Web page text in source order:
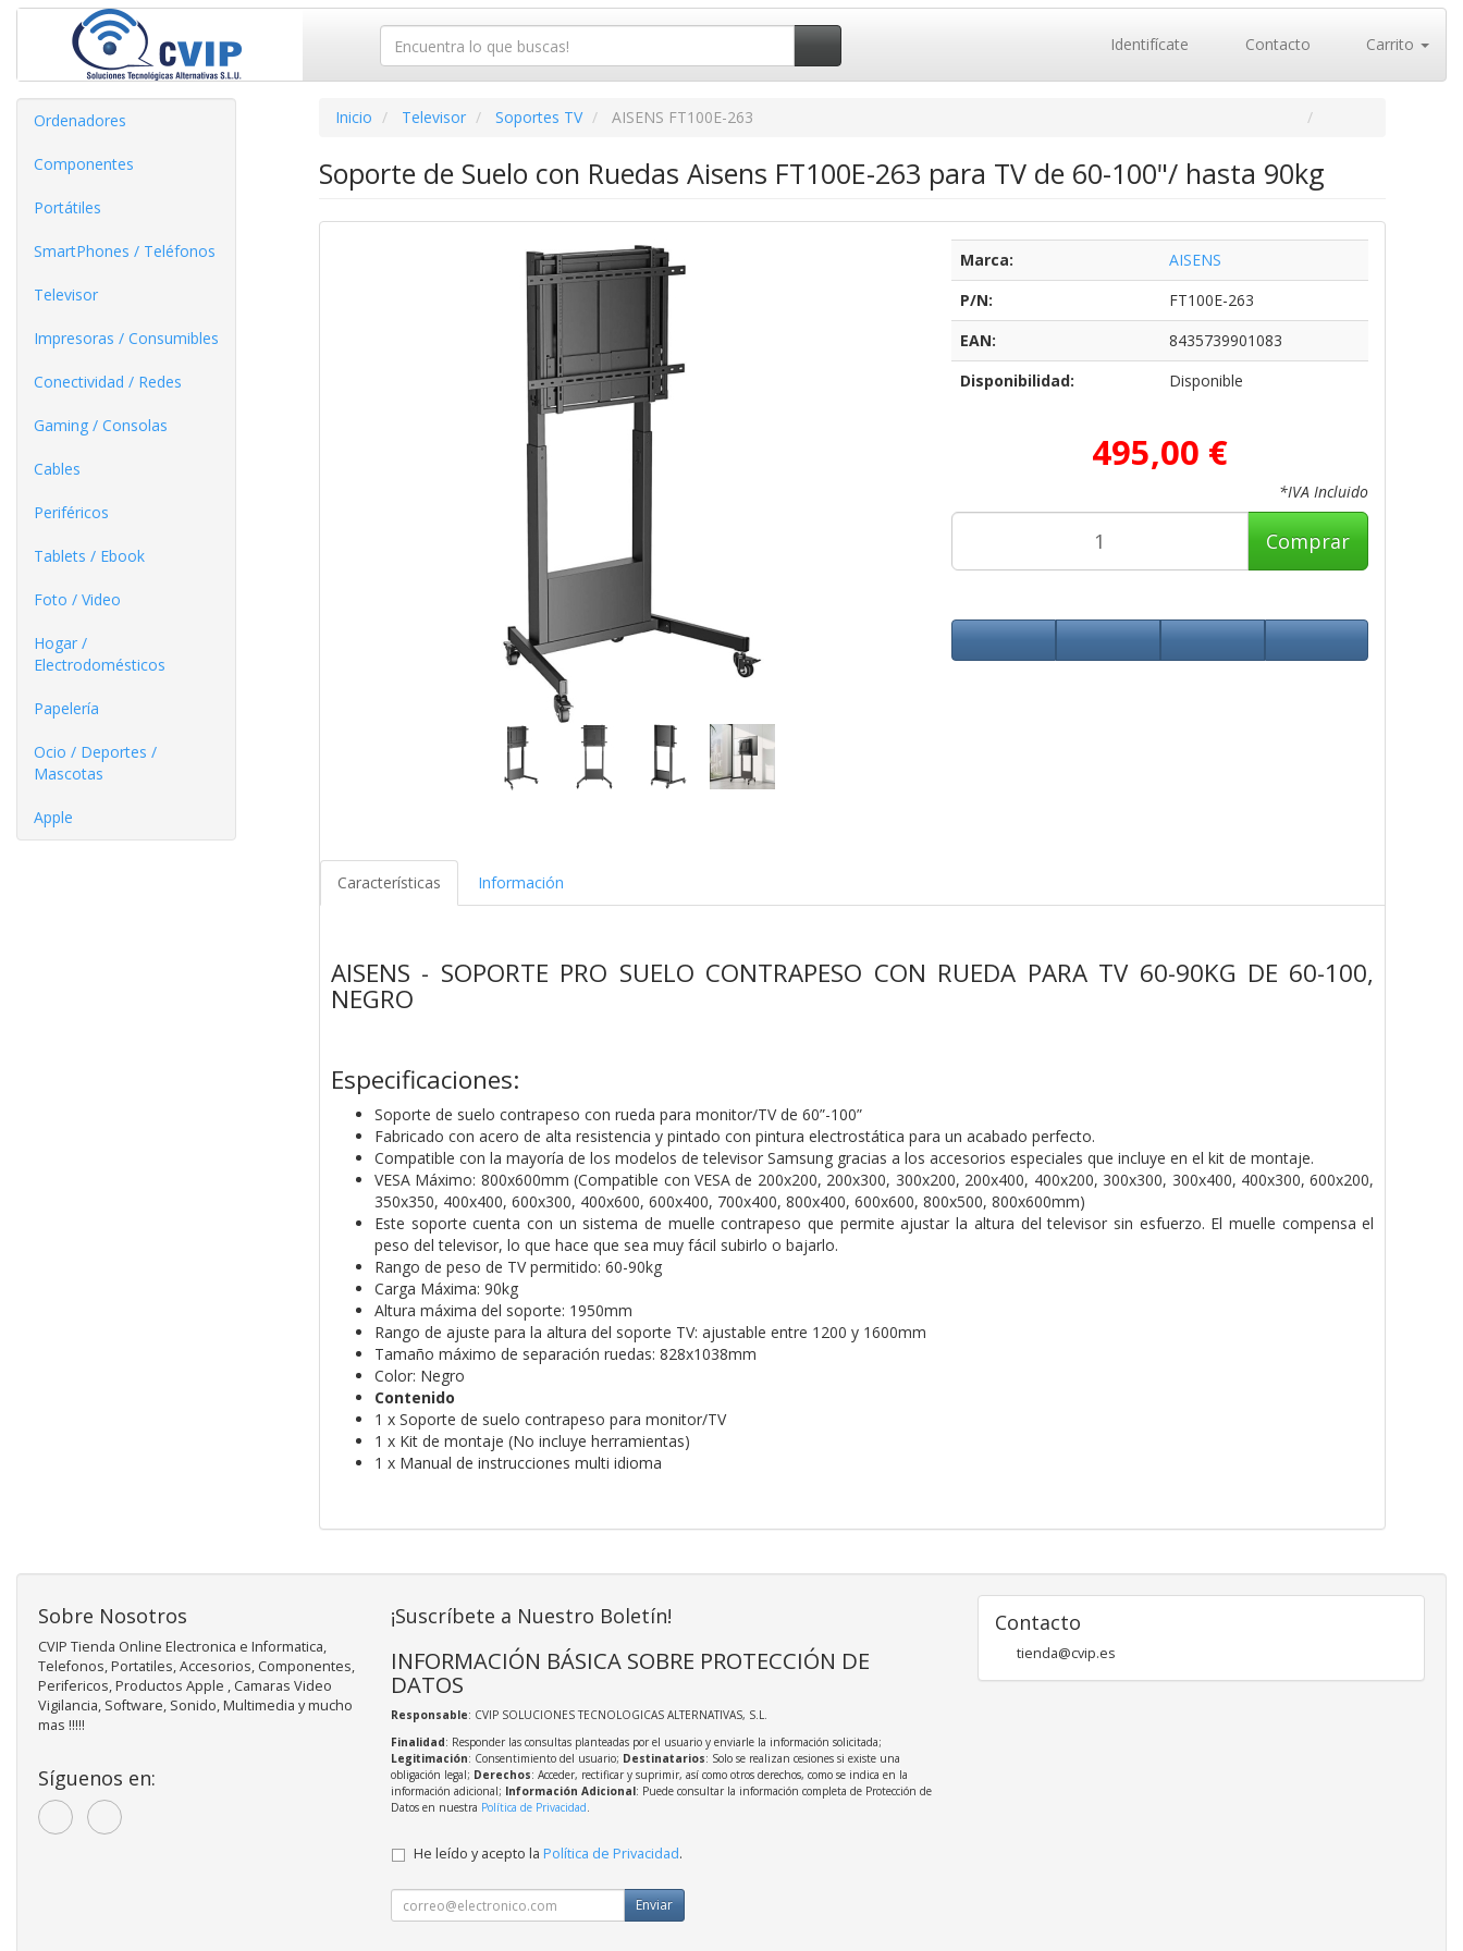
Identifícate Contacto Carrito
Ordenadores
Componentes
Portátiles
SmartPhones / Teléfonos
Televisor
Impresoras / Consumibles
Conectividad / Redes
Gaming / Consolas
Cables
Periféricos
Tablets / Ebook
Foto / Video
Hogar /
Electrodomésticos
Papelería
Ocio / Deportes /
Mascotas
Apple
Inicio Televisor Soportes TV AISENS FT100E-263
Soporte de Suelo con Ruedas Aisens FT100E-263 para TV de 60-100"/ hasta 90kg
Marca:
AISENS
P/N:
FT100E-263
EAN:
8435739901083
Disponibilidad:
Disponible
495,00 €
*IVA Incluido
Comprar
Características Información
AISENS - SOPORTE PRO SUELO CONTRAPESO CON RUEDA PARA TV 60-90KG DE 60-100,
NEGRO
Especificaciones:
Soporte de suelo contrapeso con rueda para monitor/TV de 60”-100”
Fabricado con acero de alta resistencia y pintado con pintura electrostática para un acabado perfecto.
Compatible con la mayoría de los modelos de televisor Samsung gracias a los accesorios especiales que incluye en el kit de montaje.
VESA Máximo: 800x600mm (Compatible con VESA de 200x200, 200x300, 300x200, 200x400, 400x200, 300x300, 300x400, 400x300, 600x200,
350x350, 400x400, 600x300, 400x600, 600x400, 700x400, 800x400, 600x600, 800x500, 800x600mm)
Este soporte cuenta con un sistema de muelle contrapeso que permite ajustar la altura del televisor sin esfuerzo. El muelle compensa el
peso del televisor, lo que hace que sea muy fácil subirlo o bajarlo.
Rango de peso de TV permitido: 60-90kg
Carga Máxima: 90kg
Altura máxima del soporte: 1950mm
Rango de ajuste para la altura del soporte TV: ajustable entre 1200 y 1600mm
Tamaño máximo de separación ruedas: 828x1038mm
Color: Negro
Contenido
1 x Soporte de suelo contrapeso para monitor/TV
1 x Kit de montaje (No incluye herramientas)
1 x Manual de instrucciones multi idioma
Sobre Nosotros
CVIP Tienda Online Electronica e Informatica,
Telefonos, Portatiles, Accesorios, Componentes,
Perifericos, Productos Apple , Camaras Video
Vigilancia, Software, Sonido, Multimedia y mucho
mas !!!!!
Síguenos en:
¡Suscríbete a Nuestro Boletín!
INFORMACIÓN BÁSICA SOBRE PROTECCIÓN DE
DATOS
Responsable: CVIP SOLUCIONES TECNOLOGICAS ALTERNATIVAS, S.L.
Finalidad: Responder las consultas planteadas por el usuario y enviarle la información solicitada;
Legitimación: Consentimiento del usuario; Destinatarios: Solo se realizan cesiones si existe una
obligación legal; Derechos: Acceder, rectificar y suprimir, así como otros derechos, como se indica en la
información adicional; Información Adicional: Puede consultar la información completa de Protección de
Datos en nuestra Política de Privacidad.
He leído y acepto la Política de Privacidad.
Enviar
Contacto
tienda@cvip.es